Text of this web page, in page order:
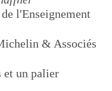
l'Enseignement
& Associés
et un palier